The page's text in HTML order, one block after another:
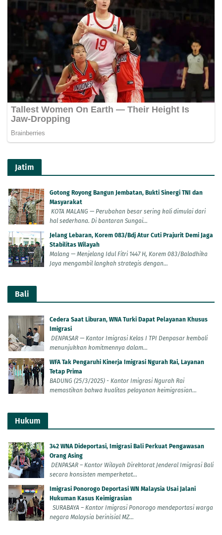
Jatim
Gotong Royong Bangun Jembatan, Bukti Sinergi TNI dan
Masyarakat
KOTA MALANG — Perubahan besar sering kali dimulai dari
hal sederhana. Di bantaran Sungai...
Jelang Lebaran, Korem 083/Bdj Atur Cuti Prajurit Demi Jaga
Stabilitas Wilayah
Malang — Menjelang Idul Fitri 1447 H, Korem 083/Baladhika
Jaya mengambil langkah strategis dengan...
Bali
Cedera Saat Liburan, WNA Turki Dapat Pelayanan Khusus
Imigrasi
DENPASAR — Kantor Imigrasi Kelas I TPI Denpasar kembali
menunjukkan komitmennya dalam...
WFA Tak Pengaruhi Kinerja Imigrasi Ngurah Rai, Layanan
Tetap Prima
BADUNG (25/3/2025) - Kantor Imigrasi Ngurah Rai
memastikan bahwa kualitas pelayanan keimigrasian...
Hukum
342 WNA Dideportasi, Imigrasi Bali Perkuat Pengawasan
Orang Asing
DENPASAR – Kantor Wilayah Direktorat Jenderal Imigrasi Bali
secara konsisten memperketat...
Imigrasi Ponorogo Deportasi WN Malaysia Usai Jalani
Hukuman Kasus Keimigrasian
SURABAYA – Kantor Imigrasi Ponorogo mendeportasi warga
negara Malaysia berinisial MZ...